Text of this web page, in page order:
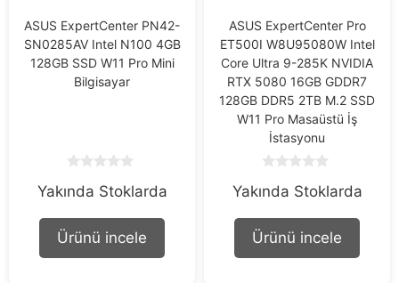
ASUS ExpertCenter PN42-
SN0285AV Intel N100 4GB
128GB SSD W11 Pro Mini
Bilgisayar
o
t
f
Yakında Stoklarda
Ürünü incele
ASUS ExpertCenter Pro
ET500I W8U95080W Intel
Core Ultra 9-285K NVIDIA
RTX 5080 16GB GDDR7
128GB DDR5 2TB M.2 SSD
W11 Pro Masaüstü İş
İstasyonu
o
t
f
Yakında Stoklarda
Ürünü incele